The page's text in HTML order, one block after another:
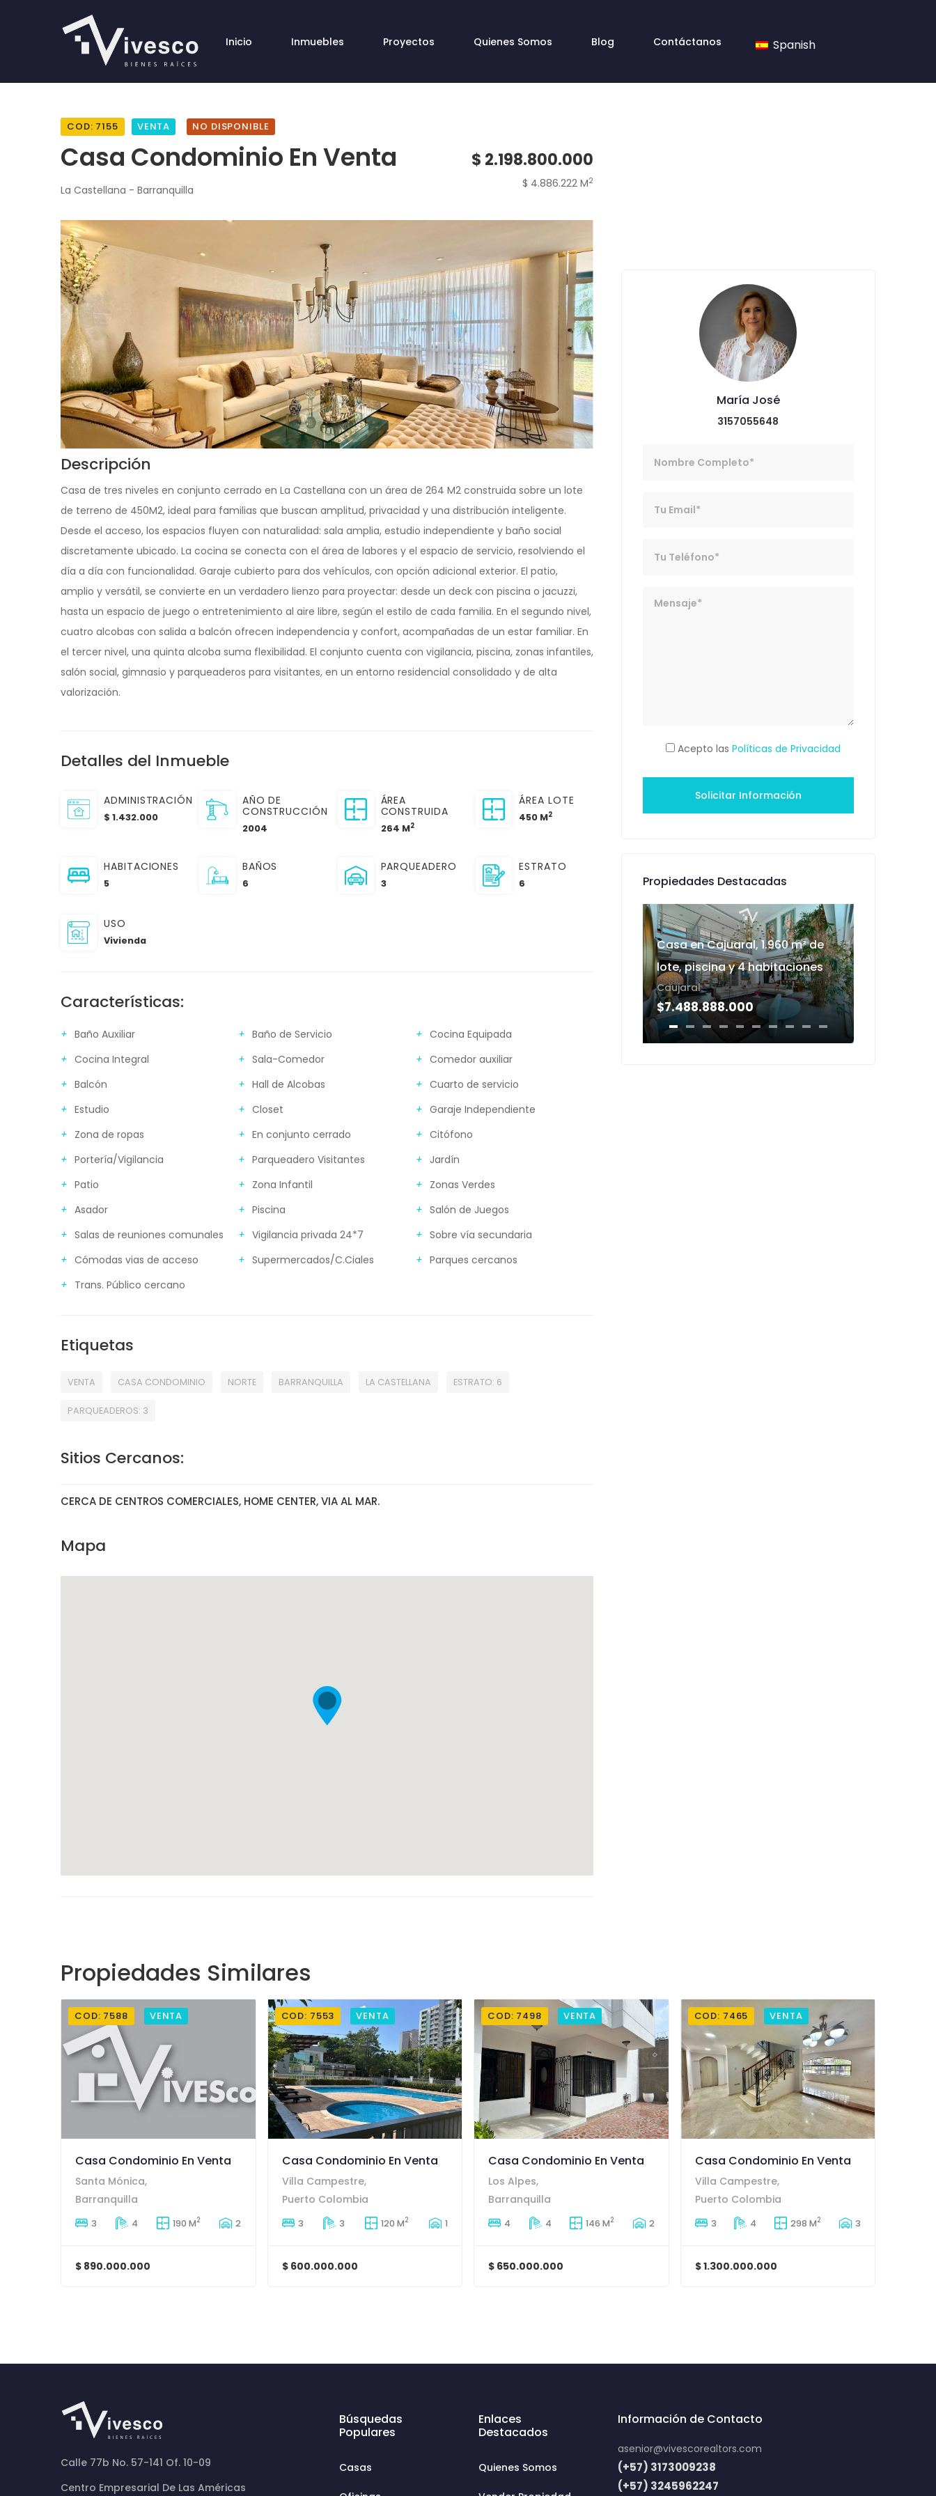
Inicio Inmuebles Proyectos Quienes Somos Blog Contáctanos Spanish
COD: 7155 VENTA NO DISPONIBLE
Casa Condominio En Venta
La Castellana - Barranquilla
$ 2.198.800.000
$ 4.886.222 M2
Descripción
Casa de tres niveles en conjunto cerrado en La Castellana con un área de 264 M2 construida sobre un lote
de terreno de 450M2, ideal para familias que buscan amplitud, privacidad y una distribución inteligente.
Desde el acceso, los espacios fluyen con naturalidad: sala amplia, estudio independiente y baño social
discretamente ubicado. La cocina se conecta con el área de labores y el espacio de servicio, resolviendo el
día a día con funcionalidad. Garaje cubierto para dos vehículos, con opción adicional exterior. El patio,
amplio y versátil, se convierte en un verdadero lienzo para proyectar: desde un deck con piscina o jacuzzi,
hasta un espacio de juego o entretenimiento al aire libre, según el estilo de cada familia. En el segundo nivel,
cuatro alcobas con salida a balcón ofrecen independencia y confort, acompañadas de un estar familiar. En
el tercer nivel, una quinta alcoba suma flexibilidad. El conjunto cuenta con vigilancia, piscina, zonas infantiles,
salón social, gimnasio y parqueaderos para visitantes, en un entorno residencial consolidado y de alta
valorización.
Detalles del Inmueble
ADMINISTRACIÓN
$ 1.432.000
AÑO DE
CONSTRUCCIÓN
2004
ÁREA
CONSTRUIDA
264 M2
ÁREA LOTE
450 M2
HABITACIONES
5
BAÑOS
6
PARQUEADERO
3
ESTRATO
6
USO
Vivienda
Características:
Baño Auxiliar Baño de Servicio
Cocina Equipada
Cocina Integral
Sala-Comedor
Comedor auxiliar
Balcón
Hall de Alcobas
Cuarto de servicio
Estudio
Closet
Garaje Independiente
Zona de ropas
En conjunto cerrado
Citófono
Portería/Vigilancia
Parqueadero Visitantes
Jardín
Patio
Zona Infantil
Zonas Verdes
Asador
Piscina
Salón de Juegos
Salas de reuniones comunales
Vigilancia privada 24*7
Sobre vía secundaria
Cómodas vias de acceso
Supermercados/C.Ciales
Parques cercanos
Trans. Público cercano
Etiquetas
VENTA CASA CONDOMINIO NORTE BARRANQUILLA LA CASTELLANA ESTRATO: 6
PARQUEADEROS: 3
Sitios Cercanos:
CERCA DE CENTROS COMERCIALES, HOME CENTER, VIA AL MAR.
Mapa
María José
3157055648
Acepto las Políticas de Privacidad
Propiedades Destacadas
Casa en Cajuaral, 1.960 m² de
lote, piscina y 4 habitaciones
Caujaral
$7.488.888.000
Propiedades Similares
COD: 7588 VENTA
Casa Condominio En Venta
Santa Mónica,
Barranquilla
3 4 190 M2 2
$ 890.000.000
COD: 7553 VENTA
Casa Condominio En Venta
Villa Campestre,
Puerto Colombia
3 3 120 M2 1
$ 600.000.000
COD: 7498 VENTA
Casa Condominio En Venta
Los Alpes,
Barranquilla
4 4 146 M2 2
$ 650.000.000
COD: 7465 VENTA
Casa Condominio En Venta
Villa Campestre,
Puerto Colombia
3 4 298 M2 3
$ 1.300.000.000
Calle 77b No. 57-141 Of. 10-09
Centro Empresarial De Las Américas
Búsquedas
Populares
Casas
Enlaces
Destacados
Quienes Somos
Información de Contacto
asenior@vivescorealtors.com
(+57) 3173009238
(+57) 3245962247